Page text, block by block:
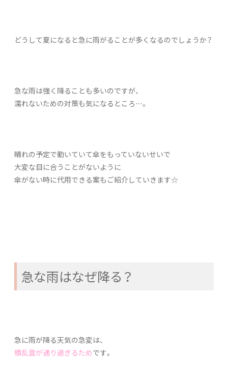
どうして夏になると急に雨がることが多くなるのでしょうか？
急な雨は強く降ることも多いのですが、
濡れないための対策も気になるところ…。
晴れの予定で動いていて傘をもっていないせいで
大変な目に合うことがないように
傘がない時に代用できる案もご紹介していきます☆
急な雨はなぜ降る？
急に雨が降る天気の急変は、
積乱雲が通り過ぎるためです。